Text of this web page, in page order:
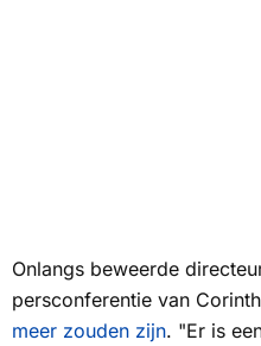
Onlangs beweerde
persconferentie van
meer zouden zijn. "Er is